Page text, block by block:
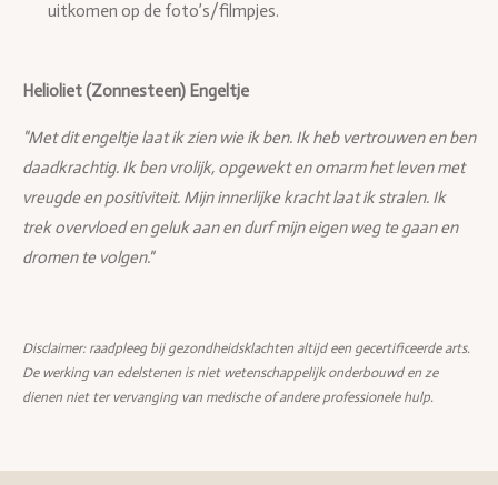
uitkomen op de foto’s/filmpjes.
Helioliet (Zonnesteen) Engeltje
"Met dit engeltje laat ik zien wie ik ben. Ik heb vertrouwen en ben
daadkrachtig. Ik ben vrolijk, opgewekt en omarm het leven met
vreugde en positiviteit. Mijn innerlijke kracht laat ik stralen. Ik
trek overvloed en geluk aan en durf mijn eigen weg te gaan en
dromen te volgen."
Disclaimer: raadpleeg bij gezondheidsklachten altijd een gecertificeerde arts.
De werking van edelstenen is niet wetenschappelijk onderbouwd en ze
dienen niet ter vervanging van medische of andere professionele hulp.